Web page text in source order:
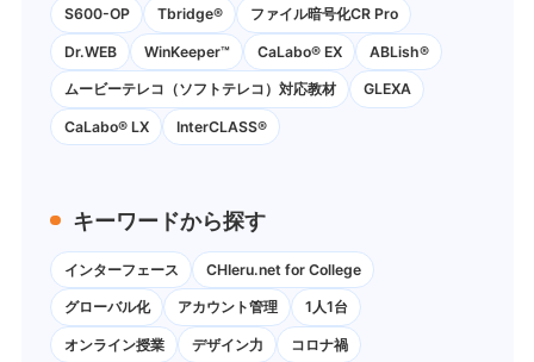
S600-OP Tbridge® ファイル暗号化CR Pro
Dr.WEB WinKeeper™ CaLabo® EX ABLish®
ムービーテレコ（ソフトテレコ）対応教材 GLEXA
CaLabo® LX InterCLASS®
キーワードから探す
インターフェース CHIeru.net for College
グローバル化 アカウント管理 1人1台
オンライン授業 デザイン力 コロナ禍